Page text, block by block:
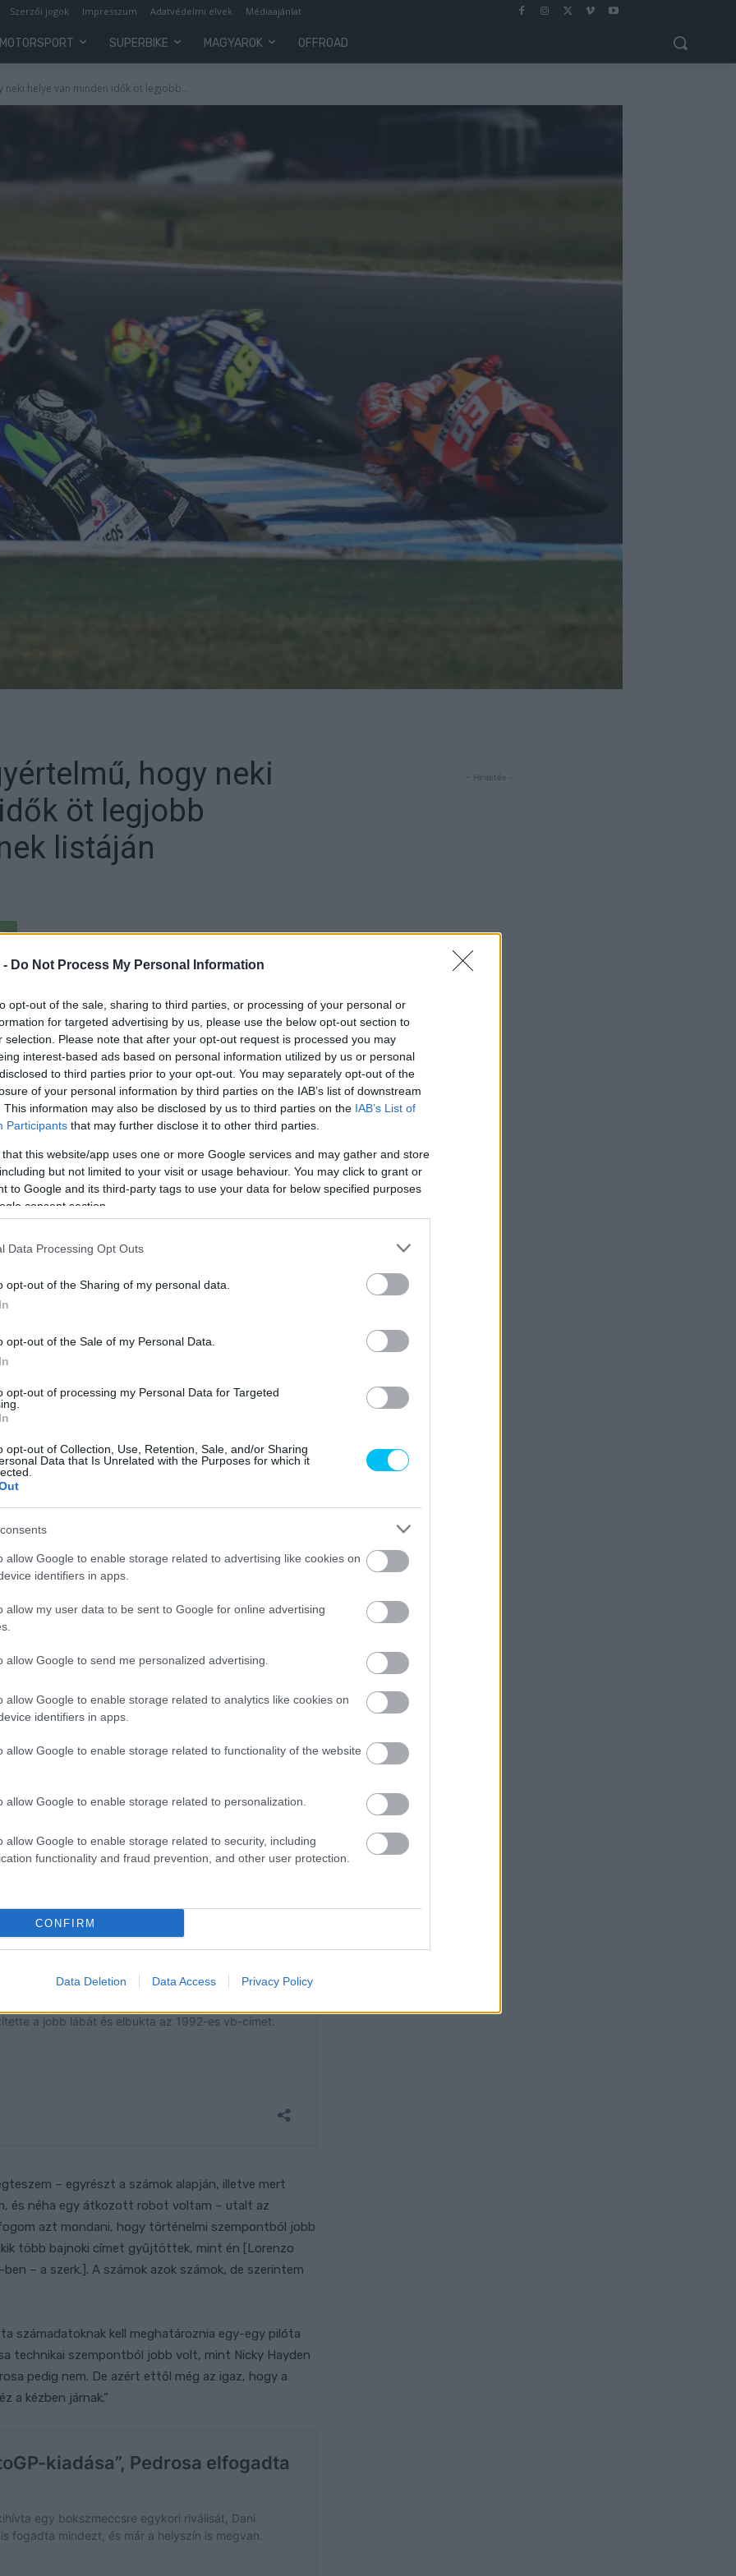
- Do Not Process My Personal Information
opt-out of the sale, sharing to third parties, or processing of your personal or
for targeted advertising by us, please use the below opt-out section to
selection. Please note that after your opt-out request is processed you may
interest-based ads based on personal information utilized by us or personal
to third parties prior to your opt-out. You may separately opt-out of the
of your personal information by third parties on the IAB’s list of downstream
This information may also be disclosed by us to third parties on the IAB’s List of
Participants that may further disclose it to other third parties.
that this website/app uses one or more Google services and may gather and store
but not limited to your visit or usage behaviour. You may click to grant or
to Google and its third-party tags to use your data for below specified purposes
consent section.
Data Processing Opt Outs
opt-out of the Sharing of my personal data.
opt-out of the Sale of my Personal Data.
opt-out of processing my Personal Data for Targeted
opt-out of Collection, Use, Retention, Sale, and/or Sharing
Data that Is Unrelated with the Purposes for which it
allow Google to enable storage related to advertising like cookies on
identifiers in apps.
allow my user data to be sent to Google for online advertising
allow Google to send me personalized advertising.
allow Google to enable storage related to analytics like cookies on
identifiers in apps.
allow Google to enable storage related to functionality of the website
allow Google to enable storage related to personalization.
allow Google to enable storage related to security, including
functionality and fraud prevention, and other user protection.
CONFIRM
Data Deletion Data Access Privacy Policy
Szerzői jogok Impresszum Adatvédelmi elvek Médiaajánlat
MOTORSPORT SUPERBIKE MAGYAROK OFFROAD
helye van minden idők öt legjobb...
hogy neki
öt legjobb
listáján
minden idők öt legjobb motorversenyzője. A lista
tette az ötszörös világbajnok.
Jorge Lorenzo többek között szakértőként és
is sokszor lehet találkozni különféle érdekes
Project című podcast vendége volt. Azadás egyik
össze minden idők öt legjobb motorversenyzőjének
amit adott a motorsportnak, illetve a
másokért tette, amit tett, hanem önző módon
szolgálta. A történelem második legjobbjának
szoros. De mégis, a harmadik [Giacomo] Agostini,
– De az természetesen egy nagyon más világ
érve nyert futamokat. Sokszor neki volt a legjobb
a mezőnyben. A pilóták akkor nem úgy készültek
is. Más idők voltak.”
világbajnokság királykategóriájának három
címek számát illeti. Agostini nyolc, Rossi hét,
a legnagyobb géposztályban. Ebben a
vb-címig jutó Mick Doohan következik, ahogy
negyedik legjobbjának.
legjobb]. Öt bajnoki címet nyert. Eltört a lába,
neki, hogy amputálni fogják. A mentális ereje és az
amilyen én voltam gyakran” – látta meg a
– egyrészt a számok alapján, illetve mert
és néha egy átkozott robot voltam – utalt az
azt mondani, hogy történelmi szempontból jobb
több bajnoki címet gyűjtöttek, mint én [Lorenzo
– a szerk.]. A számok azok számok, de szerintem
számadatoknak kell meghatároznia egy-egy pilóta
technikai szempontból jobb volt, mint Nicky Hayden
pedig nem. De azért ettől még az igaz, hogy a
a kézben járnak.”
- Hirdetés -